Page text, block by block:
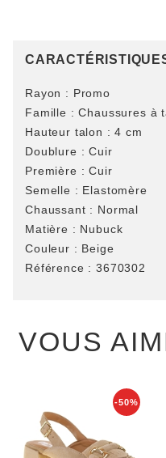
Rayon : Promo
Famille : Chaussures à
Hauteur talon : 4 cm
Doublure : Cuir
Première : Cuir
Semelle : Elastomère
Chaussant : Normal
Matière : Nubuck
Couleur : Beige
Référence : 3670302
VOUS
-50%